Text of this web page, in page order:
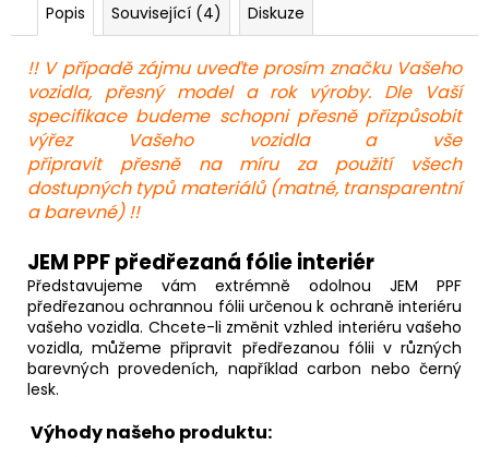
Popis Související (4) Diskuze
!! V případě zájmu uveďte prosím značku Vašeho
vozidla, přesný model a rok výroby. Dle Vaší
specifikace budeme schopni přesně přizpůsobit
výřez Vašeho vozidla a vše
připravit přesně na míru za použití všech
dostupných typů materiálů (matné, transparentní
a barevné) !!
JEM PPF předřezaná fólie interiér
Představujeme vám extrémně odolnou JEM PPF
předřezanou ochrannou fólii určenou k ochraně interiéru
vašeho vozidla. Chcete-li změnit vzhled interiéru vašeho
vozidla, můžeme připravit předřezanou fólii v různých
barevných provedeních, například carbon nebo černý
lesk.
Výhody našeho produktu: